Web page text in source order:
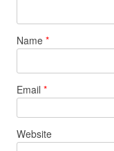
Name *
Email *
Website